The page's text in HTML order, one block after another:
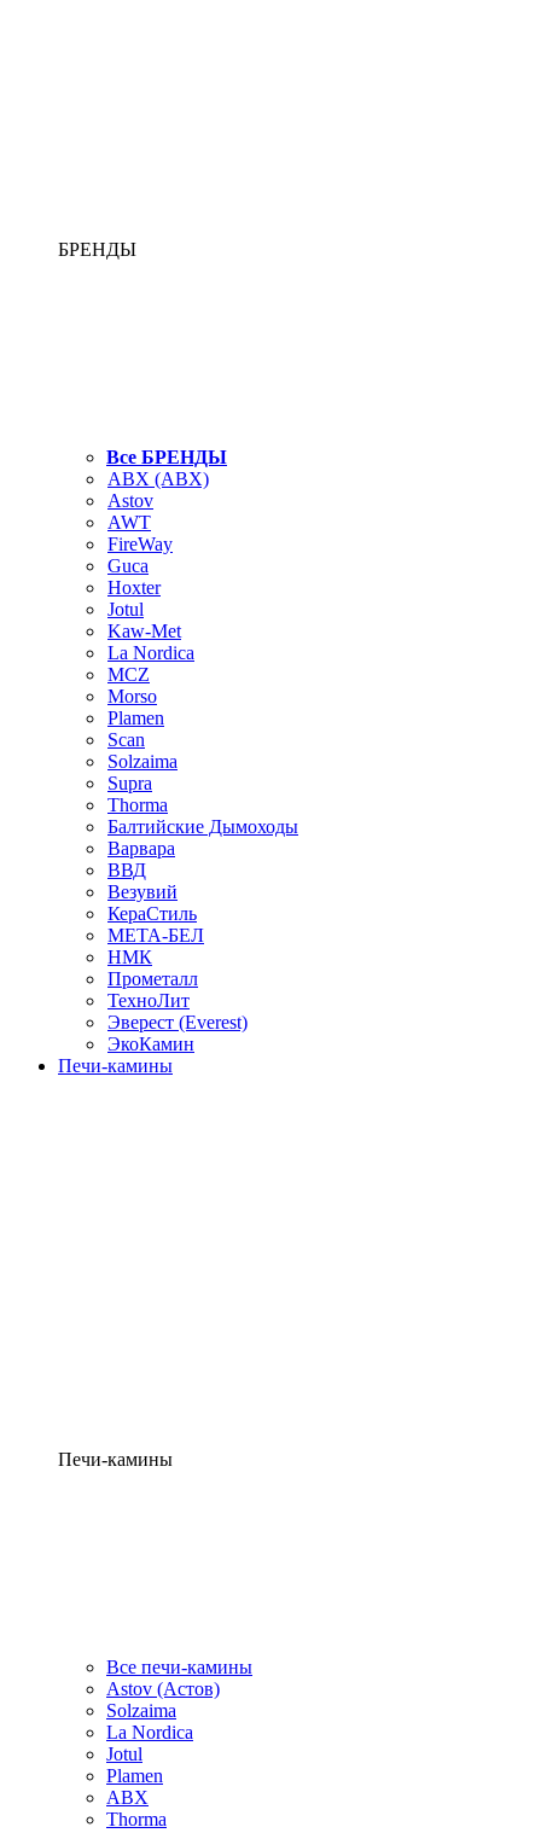
БРЕНДЫ
Все БРЕНДЫ
ABX (АВХ)
Astov
AWT
FireWay
Guca
Hoxter
Jotul
Kaw-Met
La Nordica
MCZ
Morso
Plamen
Scan
Solzaima
Supra
Thorma
Балтийские Дымоходы
Варвара
ВВД
Везувий
КераСтиль
МЕТА-БЕЛ
НМК
Прометалл
ТехноЛит
Эверест (Everest)
ЭкоКамин
Печи-камины
Печи-камины
Все печи-камины
Astov (Астов)
Solzaima
La Nordica
Jotul
Plamen
ABX
Thorma